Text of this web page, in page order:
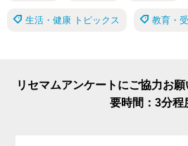
生活・健康 トピックス 教育・
リセマムアンケートにご協力お
要時間：3分程